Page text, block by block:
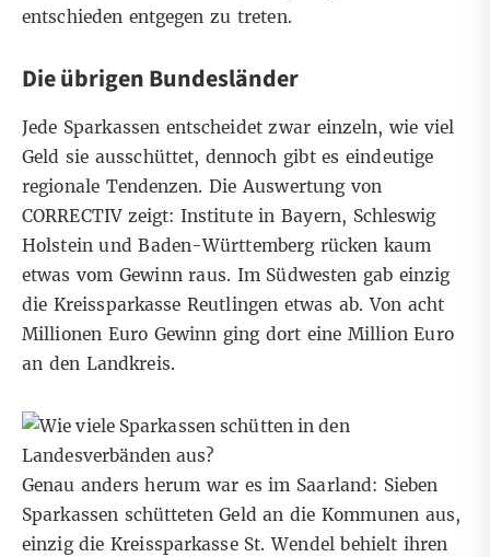
entschieden entgegen zu treten.
Die übrigen Bundesländer
Jede Sparkassen entscheidet zwar einzeln, wie viel
Geld sie ausschüttet, dennoch gibt es eindeutige
regionale Tendenzen. Die Auswertung von
CORRECTIV zeigt: Institute in Bayern, Schleswig
Holstein und Baden-Württemberg rücken kaum
etwas vom Gewinn raus. Im Südwesten gab einzig
die Kreissparkasse Reutlingen etwas ab. Von acht
Millionen Euro Gewinn ging dort eine Million Euro
an den Landkreis.
Genau anders herum war es im Saarland: Sieben
Sparkassen schütteten Geld an die Kommunen aus,
einzig die Kreissparkasse St. Wendel behielt ihren